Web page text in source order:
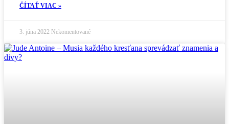
ČÍTAŤ VIAC »
3. júna 2022 Nekomentované